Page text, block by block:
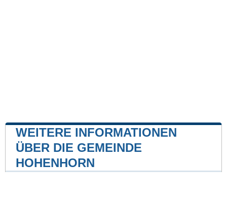
WEITERE INFORMATIONEN
ÜBER DIE GEMEINDE
HOHENHORN